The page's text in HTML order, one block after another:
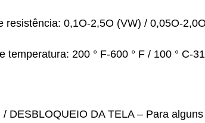
resistência: 0,1O-2,5O (VW) / 0,05O-
temperatura: 200 ° F-600 ° F / 100 ° C-
DESBLOQUEIO DA TELA – Para